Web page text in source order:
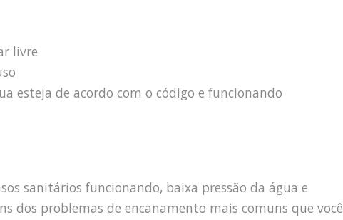
livre
esteja de acordo com o código e funcionando
sanitários funcionando, baixa pressão da água e
dos problemas de encanamento mais comuns que você